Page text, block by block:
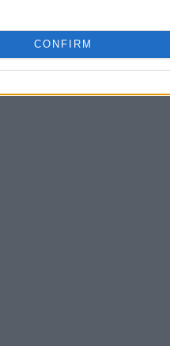
CONFIRM
praticabile,
Questo porta a
IA, un aspetto